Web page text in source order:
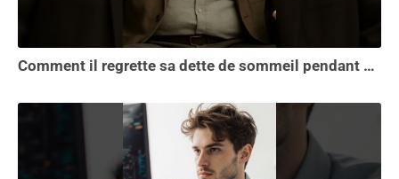
Comment il regrette sa dette de sommeil pendant 30 ans.